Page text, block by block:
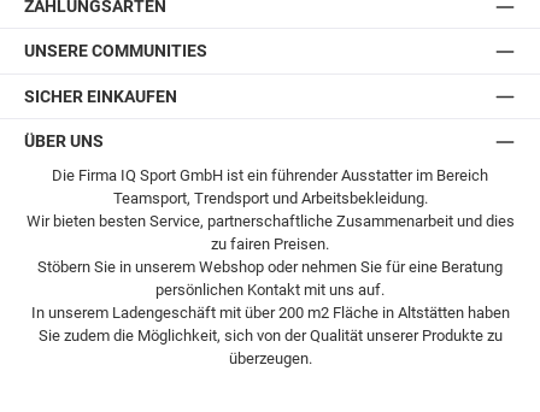
ZAHLUNGSARTEN
UNSERE COMMUNITIES
SICHER EINKAUFEN
ÜBER UNS
Die Firma IQ Sport GmbH ist ein führender Ausstatter im Bereich
Teamsport, Trendsport und Arbeitsbekleidung.
Wir bieten besten Service, partnerschaftliche Zusammenarbeit und dies
zu fairen Preisen.
Stöbern Sie in unserem Webshop oder nehmen Sie für eine Beratung
persönlichen Kontakt mit uns auf.
In unserem Ladengeschäft mit über 200 m2 Fläche in Altstätten haben
Sie zudem die Möglichkeit, sich von der Qualität unserer Produkte zu
überzeugen.